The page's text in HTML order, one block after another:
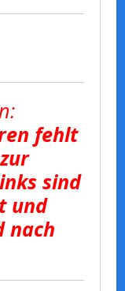
fehlt
sind
und
nach